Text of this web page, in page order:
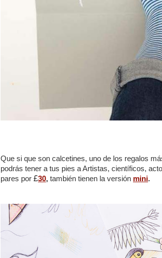
Que si que son calcetines, uno de los regalos
podrás tener a tus pies a Artistas, científicos,
pares por £30, también tienen la versión mini.